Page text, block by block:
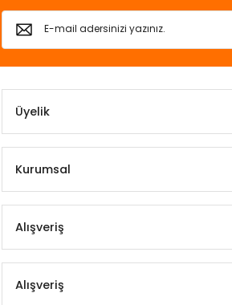
Üyelik
Kurumsal
Alışveriş
Alışveriş